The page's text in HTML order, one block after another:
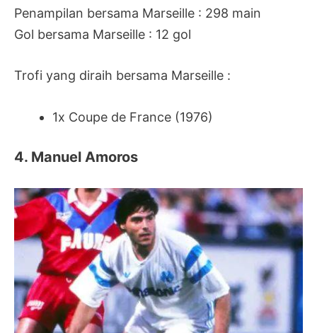
Penampilan bersama Marseille : 298 main
Gol bersama Marseille : 12 gol
Trofi yang diraih bersama Marseille :
1x Coupe de France (1976)
4. Manuel Amoros